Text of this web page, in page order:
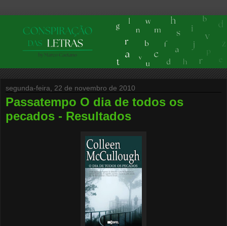
segunda-feira, 22 de novembro de 2010
Passatempo O dia de todos os
pecados - Resultados